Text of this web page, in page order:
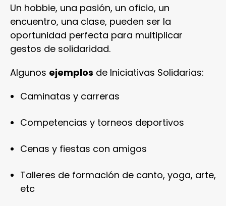
Un hobbie, una pasión, un oficio, un
encuentro, una clase, pueden ser la
oportunidad perfecta para multiplicar
gestos de solidaridad.
Algunos ejemplos de Iniciativas Solidarias:
Caminatas y carreras
Competencias y torneos deportivos
Cenas y fiestas con amigos
Talleres de formación de canto, yoga, arte,
etc